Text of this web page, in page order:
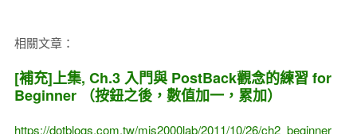
相關文章：
[補充]上集, Ch.3 入門與 PostBack觀念的練習 for
Beginner （按鈕之後，數值加一，累加）
https://dotblogs.com.tw/mis2000lab/2011/10/26/ch2_beginner_